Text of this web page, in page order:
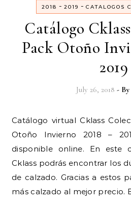
2018 - 2019 - CATALOGOS
Catálogo
Pack Otoño
2019
July 26, 2018 - By
Catálogo virtual Cklass Colección Six & Dúo Pack
Otoño Invierno 2018 –
disponible online. En este
Cklass podrás encontrar los
de calzado. Gracias a estos
más calzado al mejor precio.